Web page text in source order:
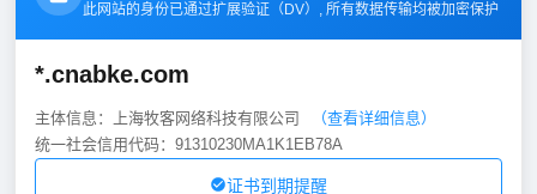
此网站的身份已通过扩展验证（DV）, 所有数据传输均被加密保护
*.cnabke.com
主体信息：上海牧客网络科技有限公司
（查看详细信息）
统一社会信用代码：91310230MA1K1EB78A
证书到期提醒